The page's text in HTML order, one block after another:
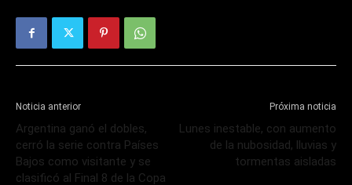
Noticia anterior
Argentina ganó el dobles,
cerró la serie contra Países
Bajos como visitante y se
clasificó al Final 8 de la Copa
Próxima noticia
Lunes inestable, con aumento
de la nubosidad, lluvias y
tormentas aisladas